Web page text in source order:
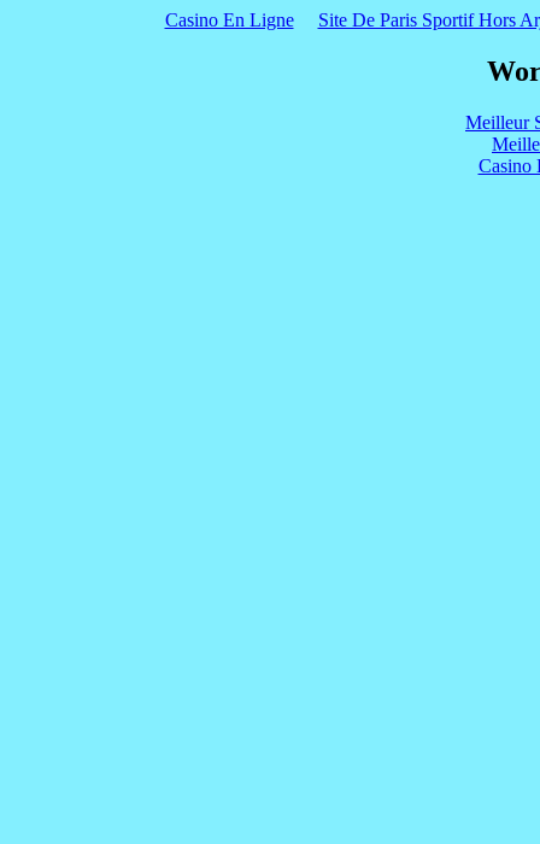
Casino En Ligne Site De Paris Sportif Hors
Meilleur
Casino